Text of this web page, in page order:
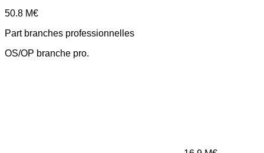
50.8 M€
Part branches professionnelles
OS/OP branche pro.